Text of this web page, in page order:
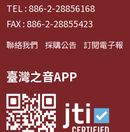
TEL : 886-2-28856168
FAX : 886-2-28855423
聯絡我們 採購公告 訂閱電子報
臺灣之音APP